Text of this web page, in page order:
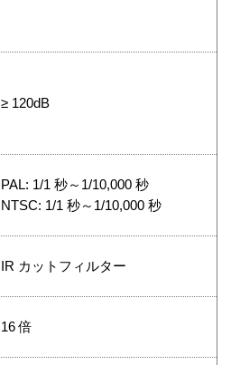
≥ 120dB
PAL: 1/1 秒～1/10,000 秒
NTSC: 1/1 秒～1/10,000 秒
IR カットフィルター
16 倍